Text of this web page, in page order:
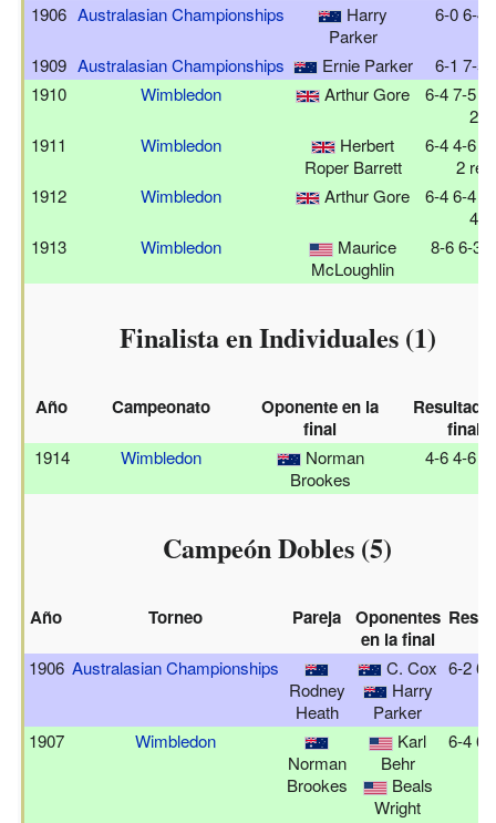
1906 Australasian Championships
Harry
Parker
6-0 6-4
1909 Australasian Championships Ernie Parker
6-1 7-5
1910
Wimbledon Arthur Gore
6-4 7-5
2
1911
Wimbledon
Herbert
Roper Barrett
6-4 4-6
2 ret.
1912
Wimbledon Arthur Gore
6-4 6-4
4
1913
Wimbledon
Maurice
McLoughlin
8-6 6-3
Finalista en Individuales (1)
Año Campeonato
Oponente en la
final
Resultado
final
1914 Wimbledon
Norman
Brookes
4-6 4-6
Campeón Dobles (5)
Año Torneo Pareja Oponentes
en la final
1906 Australasian Championships
Rodney
Heath
C. Cox
Harry
Parker
6-2 6-
1907
Wimbledon
Norman
Brookes
Karl
Behr
Beals
Wright
6-4 6-